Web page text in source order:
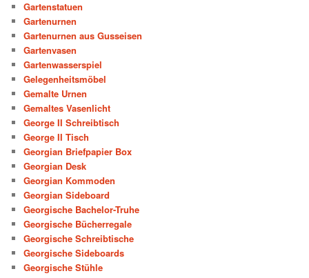
Gartenstatuen
Gartenurnen
Gartenurnen aus Gusseisen
Gartenvasen
Gartenwasserspiel
Gelegenheitsmöbel
Gemalte Urnen
Gemaltes Vasenlicht
George II Schreibtisch
George II Tisch
Georgian Briefpapier Box
Georgian Desk
Georgian Kommoden
Georgian Sideboard
Georgische Bachelor-Truhe
Georgische Bücherregale
Georgische Schreibtische
Georgische Sideboards
Georgische Stühle